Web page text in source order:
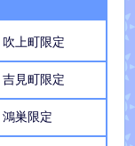
上町限定
見町限定
巣限定